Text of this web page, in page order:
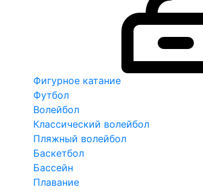
Фигурное катание
Футбол
Волейбол
Классический волейбол
Пляжный волейбол
Баскетбол
Бассейн
Плавание